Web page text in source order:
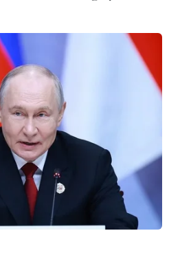
đã đệ trình Quốc hội đề cử
lên nối ngôi Quốc vương,
cách đây chưa lâu.